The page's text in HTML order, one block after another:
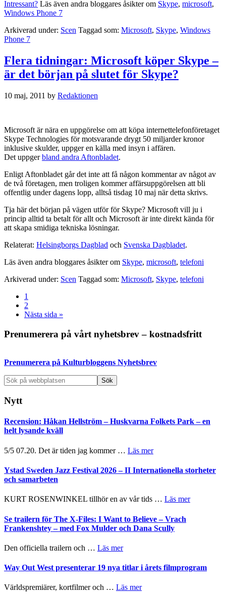
Intressant? Läs även andra bloggares åsikter om Skype, microsoft,
Windows Phone 7
Arkiverad under: Scen Taggad som: Microsoft, Skype, Windows
Phone 7
Flera tidningar: Microsoft köper Skype –
är det början på slutet för Skype?
10 maj, 2011 by Redaktionen
Microsoft är nära en uppgörelse om att köpa internettelefonföretaget
Skype Technologies för motsvarande drygt 50 miljarder kronor
inklusive skulder, uppger en källa med insyn i affären.
Det uppgerbland andra Aftonbladet.
Enligt Aftonbladet går det inte att få någon kommentar av något av
de två företagen, men troligen kommer affärsuppgörelsen att bli
offentlig under dagens lopp, alltså tisdag 10 maj när detta skrivs.
Tja här det början på vägen utför för Skype? Microsoft vill ju i
princip alltid ta betalt för allt och Microsoft är inte direkt kända för
att skapa smidiga tekniska lösningar.
Relaterat: Helsingborgs Dagblad och Svenska Dagbladet.
Läs även andra bloggares åsikter om Skype, microsoft, telefoni
Arkiverad under: Scen Taggad som: Microsoft, Skype, telefoni
Sida
1
Sida
2
Go
Nästa sida »
Primärt
Prenumerera på vårt nyhetsbrev – kostnadsfritt
Prenumerera på Kulturbloggens Nyhetsbrev
Sök
på
webbplatsen
Nytt
Recension: Håkan Hellström – Huskvarna Folkets Park – en
helt lysande kväll
5/5 07.20. Det är tiden jag kommer … Läs merom
Håkan
Huskvarna
Folkets
–
en
Ystad Sweden Jazz Festival 2026 – II Internationella storheter
och samarbeten
KURT ROSENWINKEL tillhör en av vår tids … Läs merom
Se trailern för The X-Files: I Want to Believe – Vrach
Frankenshtey – med Fox Mulder och Dana Scully
Den officiella trailern och … Läs merom
trailern
The
X-
Way Out West presenterar 19 nya titlar i årets filmprogram
Världspremiärer, kortfilmer och … Läs merom